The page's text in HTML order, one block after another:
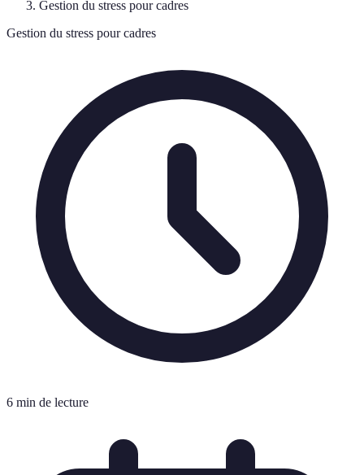
Gestion du stress pour cadres
Gestion du stress pour cadres
6 min de lecture